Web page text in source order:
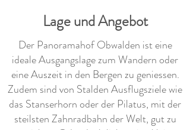
Lage und Angebot
Der Panoramahof Obwalden ist eine
ideale Ausgangslage zum Wandern oder
eine Auszeit in den Bergen zu geniessen.
Zudem sind von Stalden Ausflugsziele wie
das Stanserhorn oder der Pilatus, mit der
steilsten Zahnradbahn der Welt, gut zu